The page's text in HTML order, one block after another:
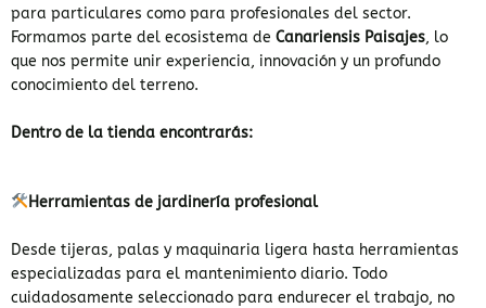
para particulares como para profesionales del sector.
Formamos parte del ecosistema de Canariensis Paisajes, lo
que nos permite unir experiencia, innovación y un profundo
conocimiento del terreno.
Dentro de la tienda encontrarás:
Herramientas de jardinería profesional
Desde tijeras, palas y maquinaria ligera hasta herramientas
especializadas para el mantenimiento diario. Todo
cuidadosamente seleccionado para endurecer el trabajo, no